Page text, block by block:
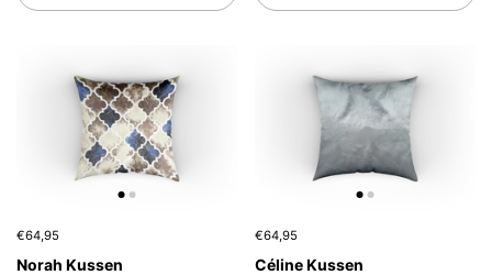
€64,95
Norah Kussen
€64,95
Céline Kussen